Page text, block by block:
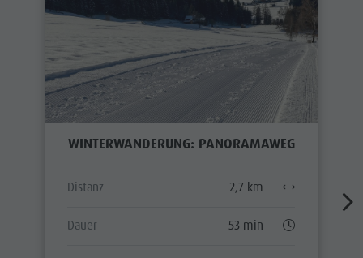
WINTERWANDERUNG: PANORAMAWEG
Distanz 2,7 km
Dauer 53 min